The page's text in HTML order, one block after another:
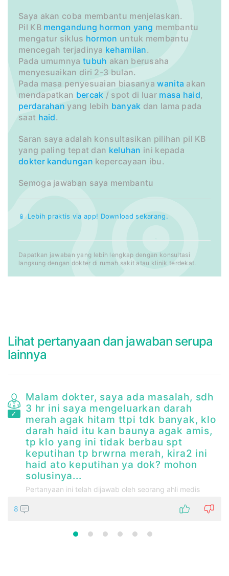
Saya akan coba membantu menjelaskan.
Pil KB mengandung hormon yang membantu
mengatur siklus hormon untuk membantu
mencegah terjadinya kehamilan.
Pada umumnya tubuh akan berusaha
menyesuaikan diri 2-3 bulan.
Pada masa penyesuaian biasanyawanita akan
mendapatkan bercak / spot di luar masa haid,
perdarahan yang lebih banyak dan lama pada
saat haid.
Saran saya adalah konsultasikan pilihan pil KB
yang paling tepat dan keluhan ini kepada
dokter kandungan kepercayaan ibu.
Semoga jawaban saya membantu
📱 Lebih praktis via app! Download sekarang.
Dapatkan jawaban yang lebih lengkap dengan konsultasi
langsung dengan dokter di rumah sakit atau klinik terdekat.
Lihat pertanyaan dan jawaban serupa
lainnya
Malam dokter, saya ada masalah, sdh
3 hr ini saya mengeluarkan darah
merah agak hitam ttpi tdk banyak, klo
darah haid itu kan baunya agak amis,
tp klo yang ini tidak berbau spt
keputihan tp brwrna merah, kira2 ini
haid ato keputihan ya dok? mohon
solusinya...
Pertanyaan ini telah dijawab oleh seorang ahli medis
8